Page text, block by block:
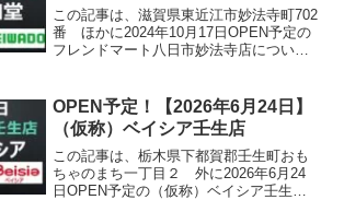
この記事は、滋賀県東近江市妙法寺町702
番 ほかに2024年10月17日OPEN予定の
フレンドマート八日市妙法寺店について
OPEN予定！【2026年6月24日】
（仮称）ベイシア壬生店
この記事は、栃木県下都賀郡壬生町おも
ちゃのまち一丁目２ 外に2026年6月24
日OPEN予定の（仮称）ベイシア壬生店